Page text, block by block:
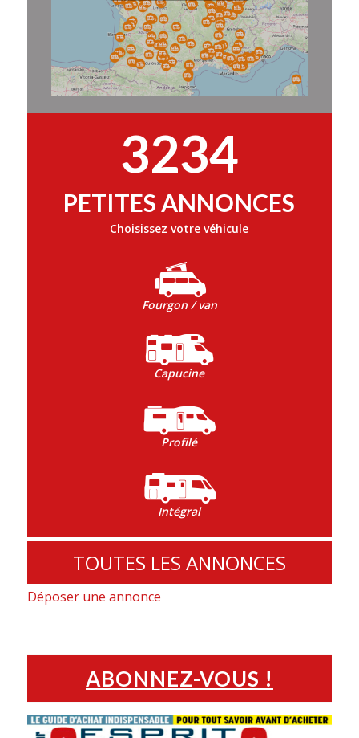
3234
PETITES ANNONCES
Choisissez votre véhicule
Fourgon / van
Capucine
Profilé
Intégral
TOUTES LES ANNONCES
Déposer une annonce
ABONNEZ-VOUS !